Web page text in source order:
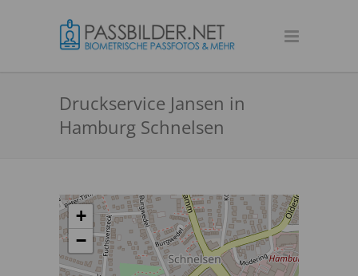
Druckservice Jansen in
Hamburg Schnelsen
+
−